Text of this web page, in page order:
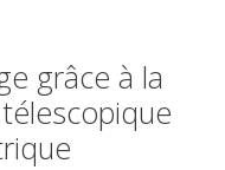
grâce à la